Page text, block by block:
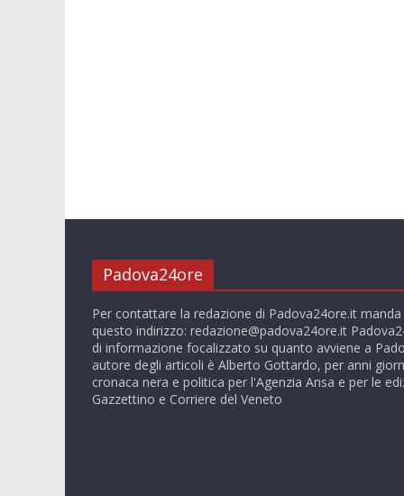
Padova24ore
Per contattare la redazione di Padova24ore.it
questo indirizzo: redazione@padova24ore.it
di informazione focalizzato su quanto avviene a
autore degli articoli è Alberto Gottardo, per anni
cronaca nera e politica per l'Agenzia Ansa e per le
Gazzettino e Corriere del Veneto